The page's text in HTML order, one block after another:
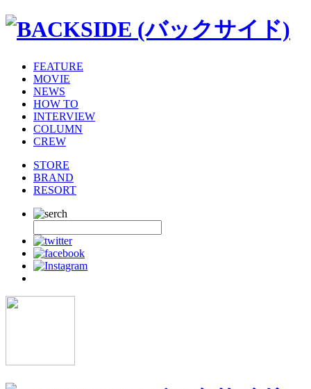
FEATURE
MOVIE
NEWS
HOW TO
INTERVIEW
COLUMN
CREW
STORE
BRAND
RESORT